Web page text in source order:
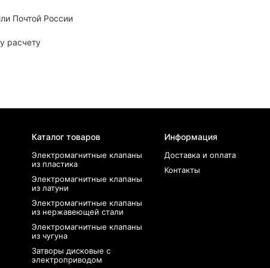
Почтой России
расчету
Каталог товаров
Электромагнитные клапаны
из пластика
Электромагнитные клапаны
из латуни
Электромагнитные клапаны
из нержавеющей стали
Электромагнитные клапаны
из чугуна
Затворы дисковые с
электроприводом
Информация
Доставка и оплата
Контакты